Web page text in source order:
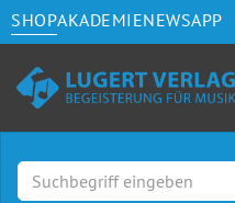
SHOPAKADEMIENEWSAPP